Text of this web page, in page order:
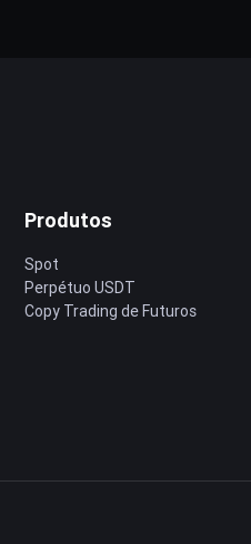
Produtos
Spot
Perpétuo USDT
Copy Trading de Futuros